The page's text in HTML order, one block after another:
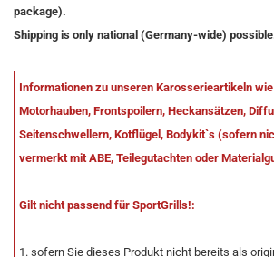
package).
Shipping is only national (Germany-wide)
Informationen zu unseren Karosserieartikeln
Motorhauben, Frontspoilern, Heckansätzen,
Seitenschwellern, Kotflügel, Bodykit`s (sofern
vermerkt mit ABE, Teilegutachten oder
Gilt nicht passend für SportGrills!:
1. sofern Sie dieses Produkt nicht bereits als